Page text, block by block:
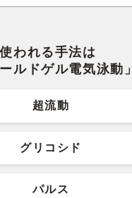
われる手法は
ルドゲル電気泳動」
超流動
グリコシド
パルス